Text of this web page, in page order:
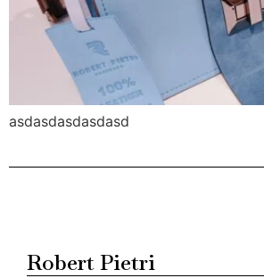
asdasdasdasdasd
Robert Pietri